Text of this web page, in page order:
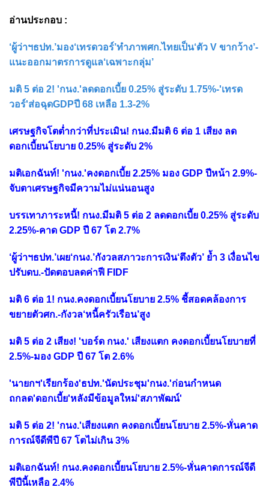
อ่านประกอบ :
‘ผู้ว่าฯธปท.’มอง‘เทรดวอร์’ทำภาพศก.ไทยเป็น‘ตัว V ขากว้าง’-
แนะออกมาตรการดูแล‘เฉพาะกลุ่ม’
มติ 5 ต่อ 2! 'กนง.'ลดดอกเบี้ย 0.25% สู่ระดับ 1.75%-'เทรด
วอร์'ส่อฉุดGDPปี 68 เหลือ 1.3-2%
เศรษฐกิจโตต่ำกว่าที่ประเมิน! กนง.มีมติ 6 ต่อ 1 เสียง ลด
ดอกเบี้ยนโยบาย 0.25% สู่ระดับ 2%
มติเอกฉันท์! 'กนง.'คงดอกเบี้ย 2.25% มอง GDP ปีหน้า 2.9%-
จับตาเศรษฐกิจมีความไม่แน่นอนสูง
บรรเทาภาระหนี้! กนง.มีมติ 5 ต่อ 2 ลดดอกเบี้ย 0.25% สู่ระดับ
2.25%-คาด GDP ปี 67 โต 2.7%
‘ผู้ว่าฯธปท.’เผย‘กนง.’กังวลสภาวะการเงิน‘ตึงตัว’ ย้ำ 3 เงื่อนไข
ปรับดบ.-ปัดตอบลดค่าฟี FIDF
มติ 6 ต่อ 1! กนง.คงดอกเบี้ยนโยบาย 2.5% ชี้สอดคล้องการ
ขยายตัวศก.-กังวล‘หนี้ครัวเรือน’สูง
มติ 5 ต่อ 2 เสียง! 'บอร์ด กนง.' เสียงแตก คงดอกเบี้ยนโยบายที่
2.5%-มอง GDP ปี 67 โต 2.6%
'นายกฯ'เรียกร้อง'ธปท.'นัดประชุม'กนง.'ก่อนกำหนด
ถกลด'ดอกเบี้ย'หลังมีข้อมูลใหม่'สภาพัฒน์'
มติ 5 ต่อ 2! 'กนง.'เสียงแตก คงดอกเบี้ยนโยบาย 2.5%-หั่นคาด
การณ์จีดีพีปี 67 โตไม่เกิน 3%
มติเอกฉันท์! กนง.คงดอกเบี้ยนโยบาย 2.5%-หั่นคาดการณ์จีดี
พีปีนี้เหลือ 2.4%